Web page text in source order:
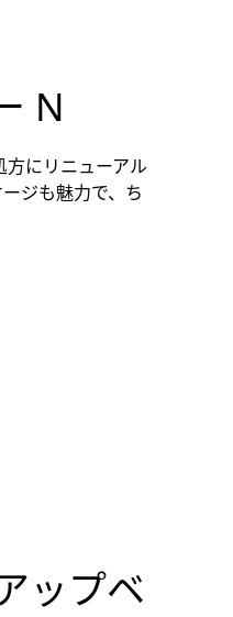
N
にリニューアル
ジも魅力で、ち
ップベ